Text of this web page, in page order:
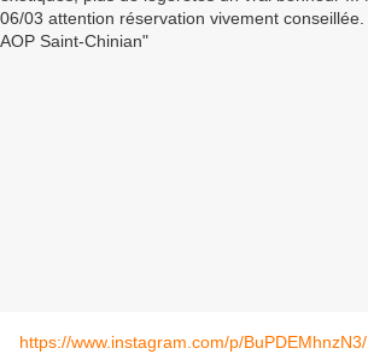
https://www.instagram.com/p/BuPDEMhnzN3/